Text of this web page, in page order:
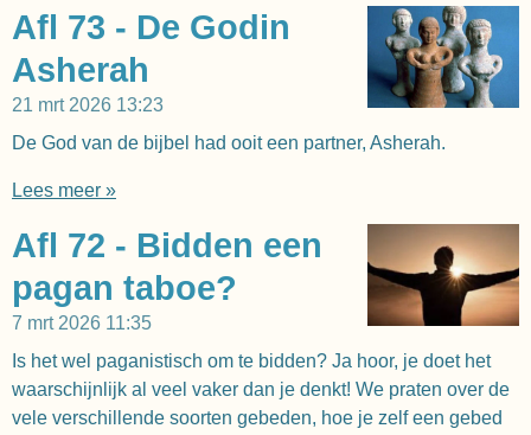
Afl 73 - De Godin
Asherah
21 mrt 2026 13:23
De God van de bijbel had ooit een partner, Asherah.
Lees meer »
Afl 72 - Bidden een
pagan taboe?
7 mrt 2026 11:35
Is het wel paganistisch om te bidden? Ja hoor, je doet het
waarschijnlijk al veel vaker dan je denkt! We praten over de
vele verschillende soorten gebeden, hoe je zelf een gebed